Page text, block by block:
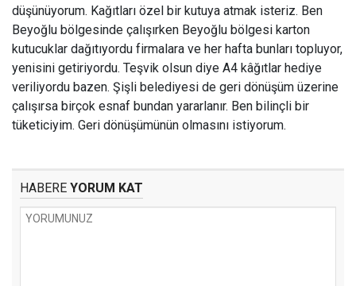
düşünüyorum. Kağıtları özel bir kutuya atmak isteriz. Ben
Beyoğlu bölgesinde çalışırken Beyoğlu bölgesi karton
kutucuklar dağıtıyordu firmalara ve her hafta bunları topluyor,
yenisini getiriyordu. Teşvik olsun diye A4 kâğıtlar hediye
veriliyordu bazen. Şişli belediyesi de geri dönüşüm üzerine
çalışırsa birçok esnaf bundan yararlanır. Ben bilinçli bir
tüketiciyim. Geri dönüşümünün olmasını istiyorum.
HABERE YORUM KAT